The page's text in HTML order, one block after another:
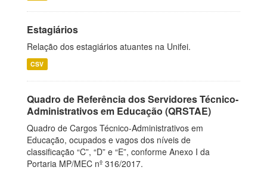
Estagiários
Relação dos estagiários atuantes na Unifei.
CSV
Quadro de Referência dos Servidores Técnico-
Administrativos em Educação (QRSTAE)
Quadro de Cargos Técnico-Administrativos em
Educação, ocupados e vagos dos níveis de
classificação “C”, “D” e “E”, conforme Anexo I da
Portaria MP/MEC nº 316/2017.